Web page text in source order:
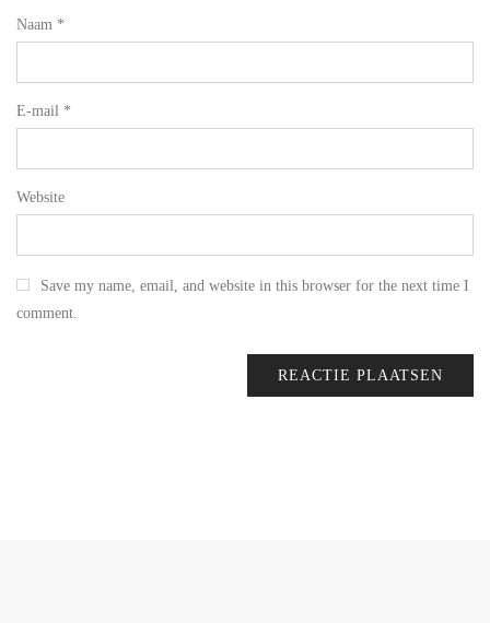
Naam *
E-mail *
Website
Save my name, email, and website in this browser for the next time I
comment.